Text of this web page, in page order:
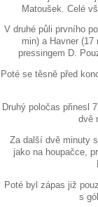
Matoušek. Celé
V druhé půli prvního
min) a Havner
pressingem D.
Poté se těsně před
Druhý poločas přinesl
dvě
Za další dvě minuty
jako na houpačce,
Poté byl zápas již
s